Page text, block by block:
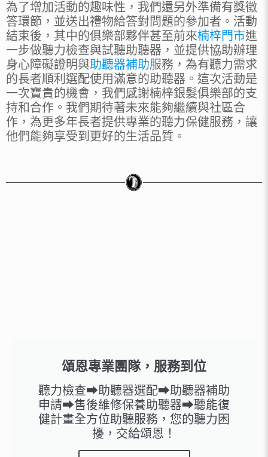
為了增加活動的趣味性，我們還另外準備有獎徵
答環節，並送出禮物給答對問題的參加者。活動
結束後，其中的俱樂部夥伴甚至前來楠梓門市進
一步做聽力檢查與試聽助聽器，並提供協助辦理
身心障礙證明與助聽器補助服務，為有聽力需求
的長者順利選配使用滿意的助聽器。這次活動是
一次寶貴的機會，我們感謝楠梓銀髮俱樂部的支
持和合作。我們期待著未來能夠繼續與社區合
作，為更多年長者提供專業的聽力保健服務，讓
他們能夠享受到更好的生活品質。
頌恩專業團隊，服務到位
聽力檢查➡助聽器選配➡助聽器補助
申請➡售後維修保養助聽器➡聽能復
健計畫全方位助聽服務，您的聽力困
擾，交給頌恩！